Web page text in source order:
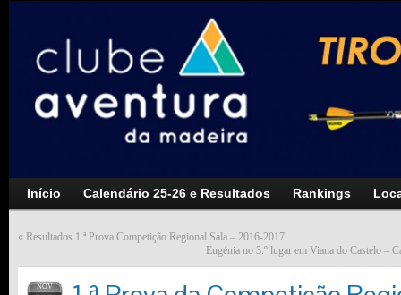
Início Calendário 25-26 e Resultados Rankings
« Resultados 1.ª Prova Competição Regional Sala – 2016-2017
Eugénia no 3.º lugar em Viana do Castelo –
NOV